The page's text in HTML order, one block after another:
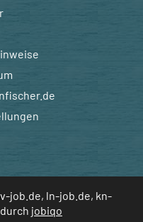
job.de, ln-job.de, kn-
jobiqo